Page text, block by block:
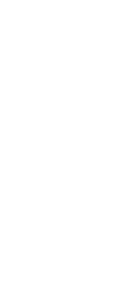
pode